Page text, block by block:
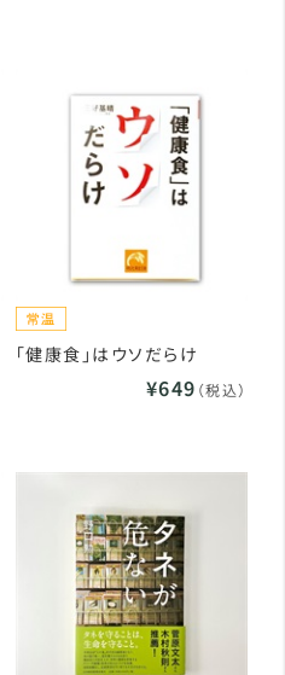
「健康食」はウソだらけ
¥649 （税込）